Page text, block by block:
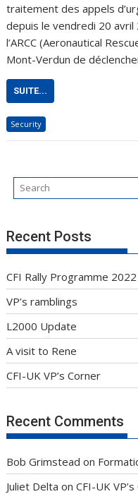
traitement des appels
depuis le vendredi 20
l’ARCC (Aeronautical
Mont-Verdun de
SUITE...
Security
Recent Posts
CFI Rally Programme 2022
VP’s ramblings
L2000 Update
A visit to Rene
CFI-UK VP’s Corner
Recent Comments
Bob Grimstead on
Juliet Delta onCFI-UK